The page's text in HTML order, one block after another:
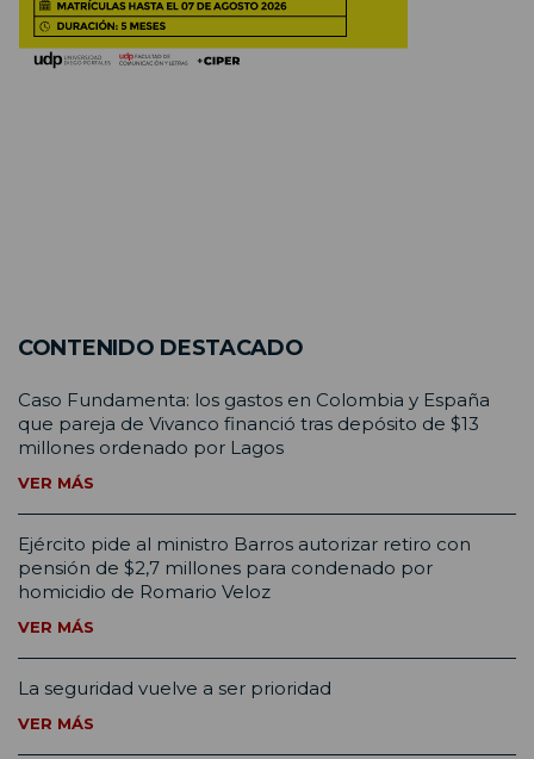
CONTENIDO DESTACADO
Caso Fundamenta: los gastos en Colombia y España
que pareja de Vivanco financió tras depósito de $13
millones ordenado por Lagos
VER MÁS
Ejército pide al ministro Barros autorizar retiro con
pensión de $2,7 millones para condenado por
homicidio de Romario Veloz
VER MÁS
La seguridad vuelve a ser prioridad
VER MÁS